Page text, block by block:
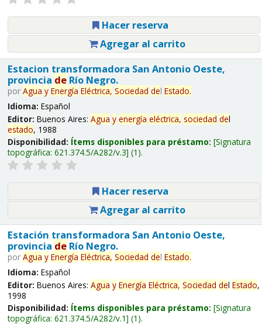
Hacer reserva
Agregar al carrito
Estacion transformadora San Antonio Oeste,
provincia deRío Negro.
por Agua y Energía Eléctrica, Sociedad del Estado.
Idioma: Español
Editor: Buenos Aires: Agua y energía eléctrica, sociedad del
estado, 1988
Disponibilidad: Ítems disponibles para préstamo: Signatura
topográfica: 621.374.5/A282/v.3 (1).
Hacer reserva
Agregar al carrito
Estación transformadora San Antonio Oeste,
provincia deRío Negro.
por Agua y Energía Eléctrica, Sociedad del Estado.
Idioma: Español
Editor: Buenos Aires: Agua y Energía Eléctrica, Sociedad del Estado,
1998
Disponibilidad: Ítems disponibles para préstamo: Signatura
topográfica: 621.374.5/A282/v.1 (1).